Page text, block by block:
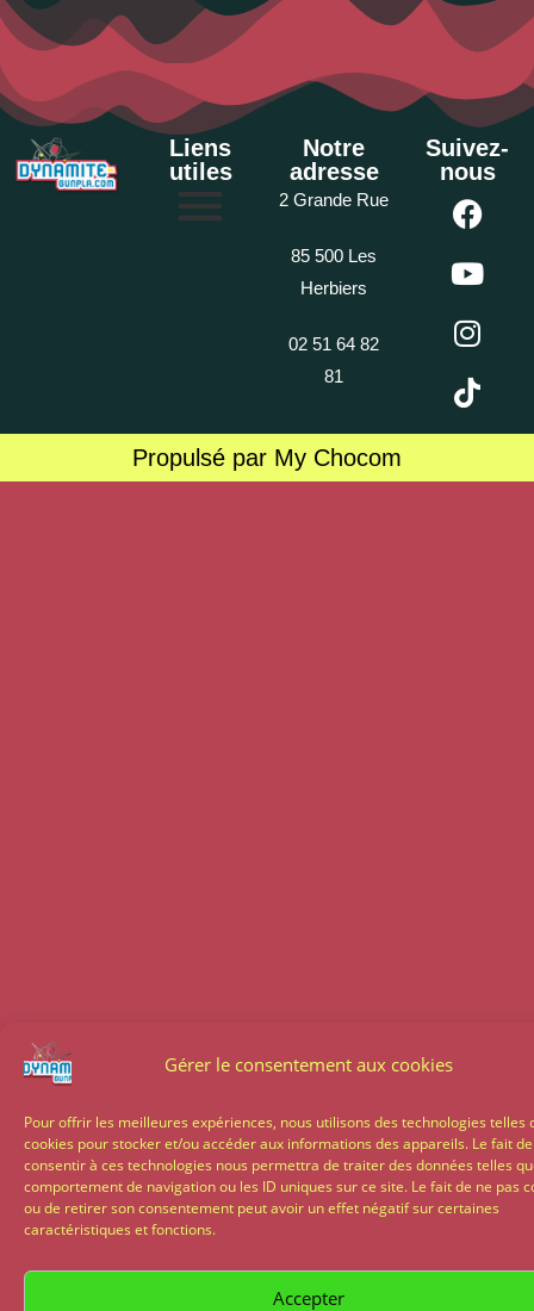
Gérer le consentement aux cookies
Pour offrir les meilleures expériences, nous utilisons des technologies telles
cookies pour stocker et/ou accéder aux informations des appareils. Le fait de
consentir à ces technologies nous permettra de traiter des données telles
comportement de navigation ou les ID uniques sur ce site. Le fait de ne pas
ou de retirer son consentement peut avoir un effet négatif sur certaines
caractéristiques et fonctions.
Accepter
Liens
utiles
Notre
adresse
2 Grande Rue
85 500 Les
Herbiers
02 51 64 82
81
Suivez-
nous
Propulsé par My Chocom